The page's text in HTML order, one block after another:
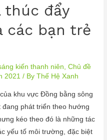
thúc đẩy
các bạn trẻ
kiến thanh niên ,Chủ đề
2021 / ByThế Hệ Xanh
khu vực Đồng bằng sông
phát triển theo hướng
kéo theo đó là những tác
yếu tố môi trường, đặc biệt